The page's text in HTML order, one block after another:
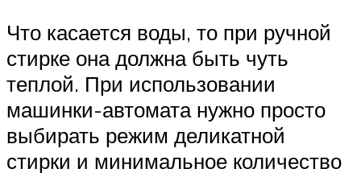
Что касается воды, то при ручной
стирке она должна быть чуть
теплой. При использовании
машинки-автомата нужно просто
выбирать режим деликатной
стирки и минимальное количество